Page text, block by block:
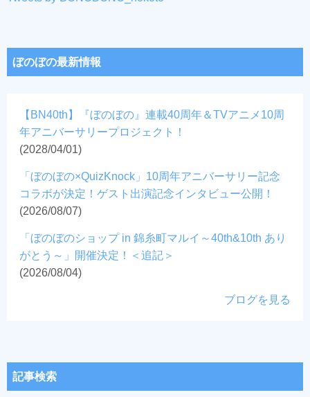
ぼのぼの最新情報
【BN40th】『ぼのぼの』連載40周年＆TVアニメ10周
年アニバーサリープロジェクト！
(2028/04/01)
「ぼのぼの×QuizKnock」10周年アニバーサリー記念
コラボが決定！ゲスト出演記念インタビュー公開！
(2026/08/07)
「ぼのぼのショップ in 錦糸町マルイ～40th&10th あり
がとう～」開催決定！＜追記＞
(2026/08/04)
ブログを見る
記事検索